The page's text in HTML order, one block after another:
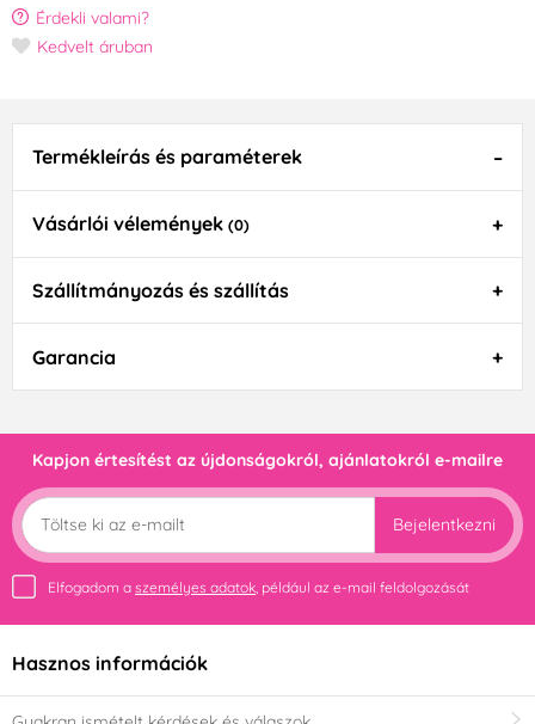
Érdekli valami?
Kedvelt áruban
Termékleírás és paraméterek
Vásárlói vélemények (0)
Szállítmányozás és szállítás
Garancia
Kapjon értesítést az újdonságokról, ajánlatokról e-mailre
Bejelentkezni
Elfogadom a személyes adatok , például az e-mail feldolgozását
Hasznos információk